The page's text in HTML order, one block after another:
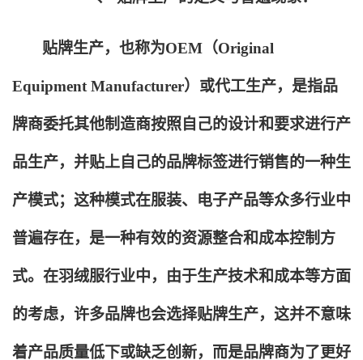
贴牌生产，也称为OEM（Original
Equipment Manufacturer）或代工生产，是指品
牌商委托其他制造商按照自己的设计和要求进行产
品生产，并贴上自己的品牌标签进行销售的一种生
产模式；这种模式在服装、电子产品等众多行业中
普遍存在，是一种有效的资源整合和成本控制方
式。在羽绒服行业中，由于生产技术和成本等方面
的考虑，许多品牌也会选择贴牌生产，这并不意味
着产品质量低下或缺乏创新，而是品牌商为了更好